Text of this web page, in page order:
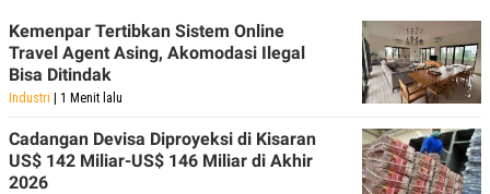
Kemenpar Tertibkan Sistem Online
Travel Agent Asing, Akomodasi Ilegal
Bisa Ditindak
Industri | 1 Menit lalu
Cadangan Devisa Diproyeksi di Kisaran
US$ 142 Miliar-US$ 146 Miliar di Akhir
2026